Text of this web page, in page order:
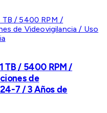
TB / 5400 RPM /
de
7 / 3 Años de